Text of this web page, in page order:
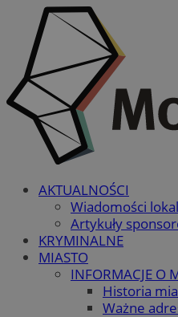
AKTUALNOŚCI
Wiadomości
Artykuły
KRYMINALNE
MIASTO
INFORMACJE O
Historia
Ważne